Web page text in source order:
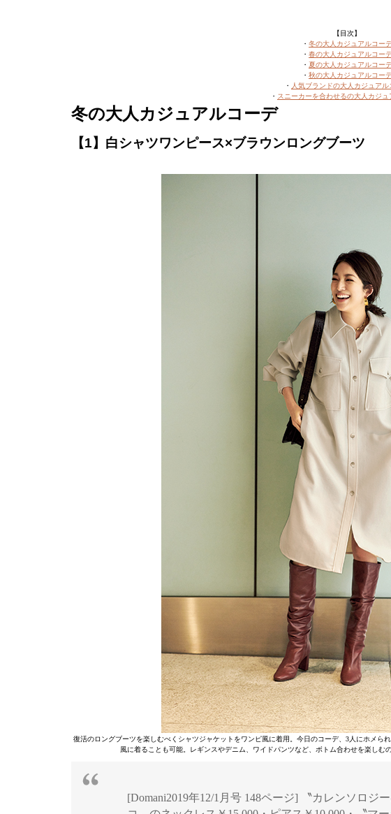
【目次】
・ 冬の大人カジュアルコー
・ 春の大人カジュアルコー
・ 夏の大人カジュアルコー
・ 秋の大人カジュアルコー
・
人気ブランドの大人カジュアル
・ スニーカーを合わせるの大人カジュ
冬の大人カジュアルコーデ
【1】白シャツワンピース×ブラウンロングブーツ
復活のロングブーツを楽しむべくシャツジャケットをワンピ風に着用。今日のコーデ、3人にホメら
風に着ることも可能。レギンスやデニム、ワイドパンツなど、ボトム合わせを楽しむ
[Domani2019年12/1月号 148ページ] 〝カレンソロジ